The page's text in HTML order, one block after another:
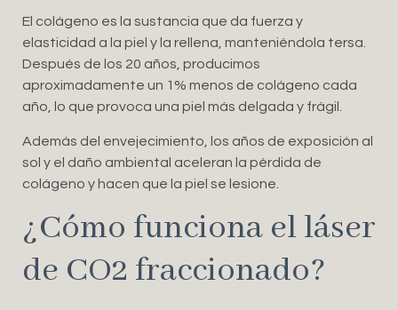
El colágeno es la sustancia que da fuerza y ​​
elasticidad a la piel y la rellena, manteniéndola tersa.
Después de los 20 años, producimos
aproximadamente un 1% menos de colágeno cada
año, lo que provoca una piel más delgada y frágil.
Además del envejecimiento, los años de exposición al
sol y el daño ambiental aceleran la pérdida de
colágeno y hacen que la piel se lesione.
¿Cómo funciona el láser
de CO2 fraccionado?